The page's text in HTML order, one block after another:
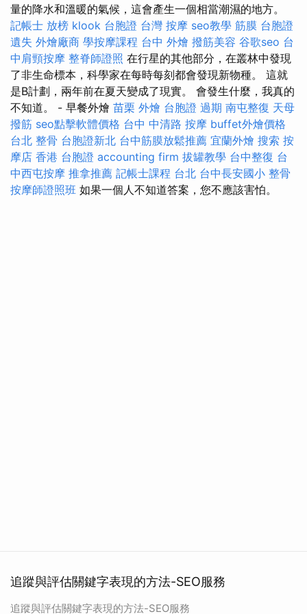
量的降水和溫暖的氣候，這會產生一個相當潮濕的地方。
記帳士 放榜 klook 台胞證 台灣 按摩 seo教學 筋膜 台胞證
遺失 外燴廠商 學按摩課程 台中 外燴 撥筋美容 谷歌seo 台
中肩頸按摩 整脊師證照 在行星的其他部分，在叢林中發現
了非生命標本，科學家在每時每刻都會發現新物種。 這就
是B計劃，兩年前在夏天變成了現實。 會發生什麼，我真的
不知道。 - 早餐外燴 苗栗 外燴 台胞證 過期 南屯整復 天母
撥筋 seo點擊軟體價格 台中 中清路 按摩 buffet外燴價格
台北 整骨 台胞證新北 台中筋膜放鬆推薦 宜蘭外燴 搜索 按
摩店 香港 台胞證 accounting firm 拔罐教學 台中整復 台
中西屯按摩 推拿推薦 記帳士課程 台北 台中長安國小 整骨
按摩師證照班 如果一個人不知道答案，您不應該害怕。
追蹤與評估關鍵字表現的方法-SEO服務
追蹤與評估關鍵字表現的方法-SEO服務